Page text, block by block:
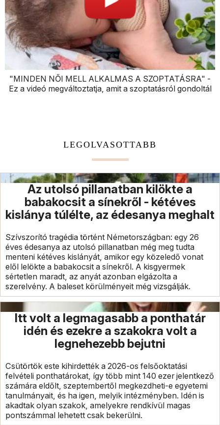
"MINDEN NŐI MELL ALKALMAS A SZOPTATÁSRA" -
Ez a videó megváltoztatja, amit a szoptatásról gondoltál
LEGOLVASOTTABB
Az utolsó pillanatban kilökte a
babakocsit a sínekről - kétéves
kislánya túlélte, az édesanya meghalt
Szívszorító tragédia történt Németországban: egy 26
éves édesanya az utolsó pillanatban még meg tudta
menteni kétéves kislányát, amikor egy közeledő vonat
elől lelökte a babakocsit a sínekről. A kisgyermek
sértetlen maradt, az anyát azonban elgázolta a
szerelvény. A baleset körülményeit még vizsgálják.
Itt volt a legmagasabb a ponthatár
idén és ezekre a szakokra volt a
legnehezebb bejutni
Csütörtök este kihirdették a 2026-os felsőoktatási
felvételi ponthatárokat, így több mint 140 ezer jelentkező
számára eldőlt, szeptembertől megkezdheti-e egyetemi
tanulmányait, és ha igen, melyik intézményben. Idén is
akadtak olyan szakok, amelyekre rendkívül magas
pontszámmal lehetett csak bekerülni.